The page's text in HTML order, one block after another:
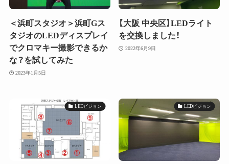
＜浜町スタジオ＞浜町Gス
タジオのLEDディスプレイ
でクロマキー撮影できるか
な？を試してみた
2023年1月5日
【大阪 中央区】LEDライト
を交換しました！
2022年6月9日
LEDビジョン LEDビジョン